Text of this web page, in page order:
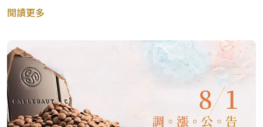
閱讀更多